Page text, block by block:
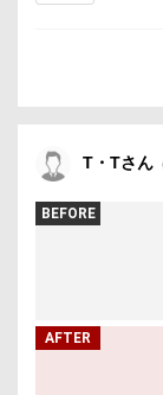
T・Tさん
BEFORE
AFTER